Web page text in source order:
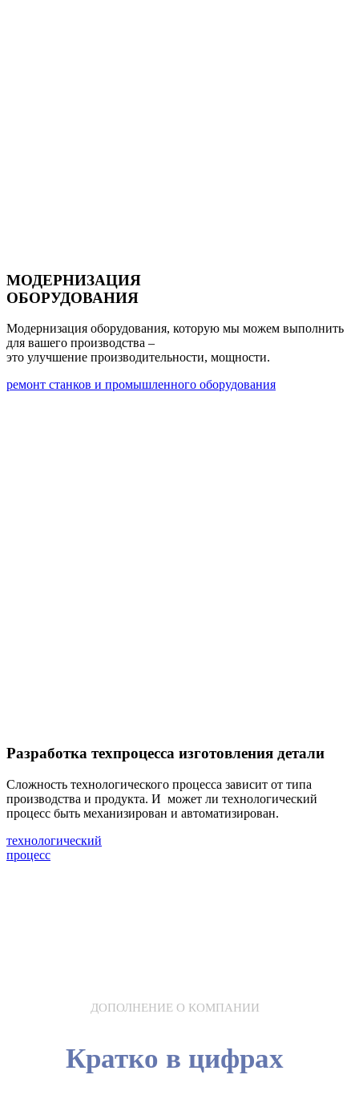
МОДЕРНИЗАЦИЯ
ОБОРУДОВАНИЯ
Модернизация оборудования, которую мы можем выполнить
для вашего производства –
это улучшение производительности, мощности.
ремонт станков и промышленного оборудования
Разработка техпроцесса изготовления детали
Cложность технологического процесса зависит от типа
производства и продукта. И может ли технологический
процесс быть механизирован и автоматизирован.
технологический
процесс
ДОПОЛНЕНИЕ О КОМПАНИИ
Кратко в цифрах